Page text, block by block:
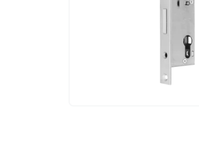
BKS MasterKeySystem